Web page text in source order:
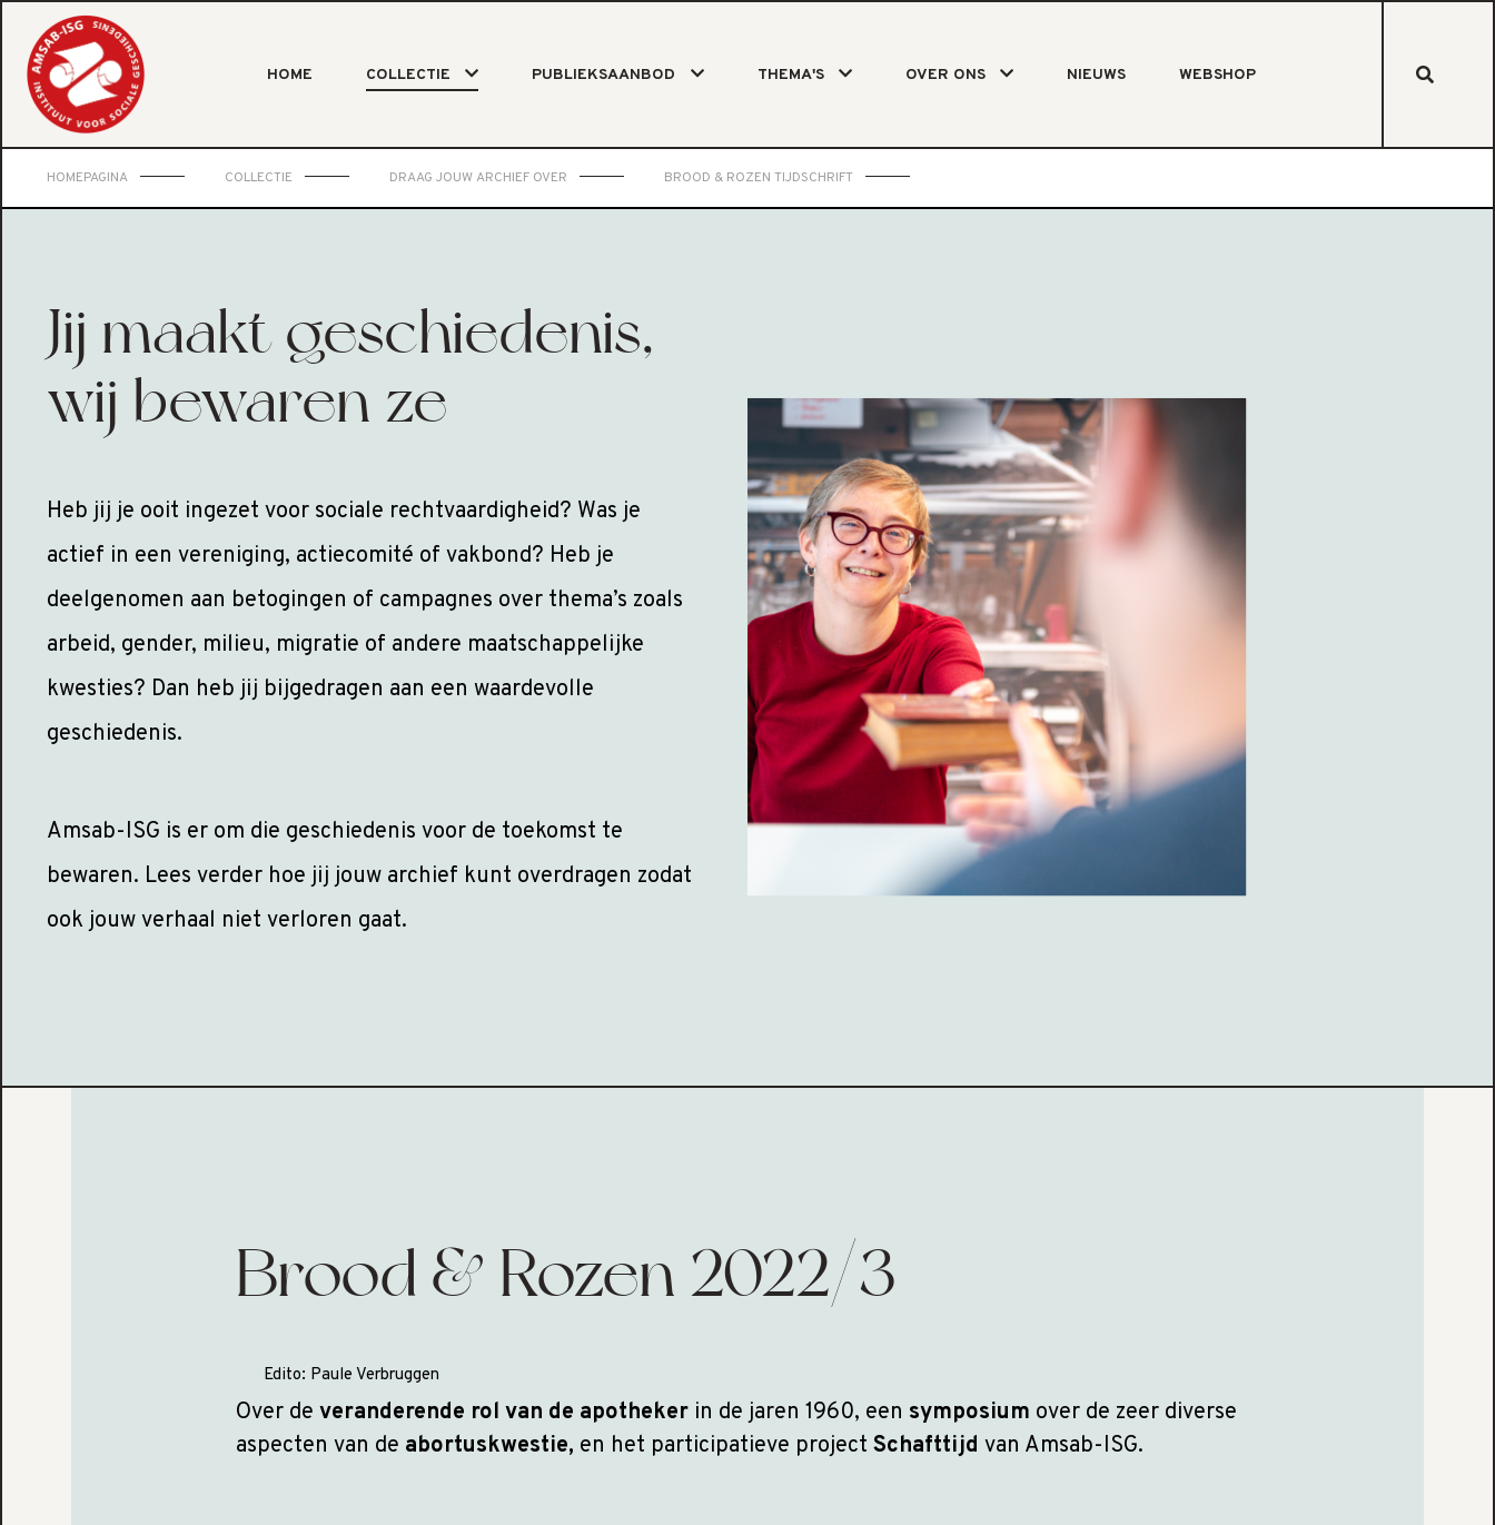
HOME COLLECTIE PUBLIEKSAANBOD THEMA'S OVER ONS NIEUWS WEBSHOP
HOMEPAGINA COLLECTIE DRAAG JOUW ARCHIEF OVER BROOD & ROZEN TIJDSCHRIFT
Jij maakt geschiedenis,
wij bewaren ze
Heb jij je ooit ingezet voor sociale rechtvaardigheid? Was je
actief in een vereniging, actiecomité of vakbond? Heb je
deelgenomen aan betogingen of campagnes over thema’s zoals
arbeid, gender, milieu, migratie of andere maatschappelijke
kwesties? Dan heb jij bijgedragen aan een waardevolle
geschiedenis.
Amsab-ISG is er om die geschiedenis voor de toekomst te
bewaren. Lees verder hoe jij jouw archief kunt overdragen zodat
ook jouw verhaal niet verloren gaat.
Brood & Rozen 2022/3
Edito: Paule Verbruggen
Over de veranderende rol van de apotheker in de jaren 1960, een symposium over de zeer diverse
aspecten van de abortuskwestie, en het participatieve project Schafttijd van Amsab-ISG.